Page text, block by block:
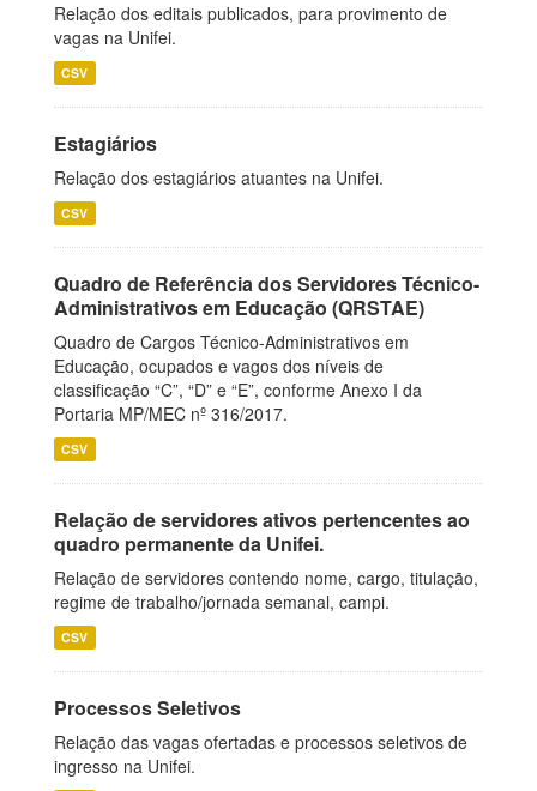
Relação dos editais publicados, para provimento de
vagas na Unifei.
CSV
Estagiários
Relação dos estagiários atuantes na Unifei.
CSV
Quadro de Referência dos Servidores Técnico-
Administrativos em Educação (QRSTAE)
Quadro de Cargos Técnico-Administrativos em
Educação, ocupados e vagos dos níveis de
classificação “C”, “D” e “E”, conforme Anexo I da
Portaria MP/MEC nº 316/2017.
CSV
Relação de servidores ativos pertencentes ao
quadro permanente da Unifei.
Relação de servidores contendo nome, cargo, titulação,
regime de trabalho/jornada semanal, campi.
CSV
Processos Seletivos
Relação das vagas ofertadas e processos seletivos de
ingresso na Unifei.